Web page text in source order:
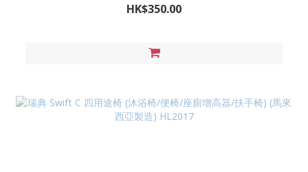
HK$350.00